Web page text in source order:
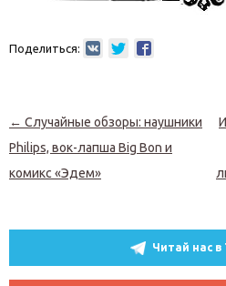
Поделиться:
Навигация по записям
← Случайные обзоры: наушники
Philips, вок-лапша Big Bon и
комикс «Эдем»
Читай нас в